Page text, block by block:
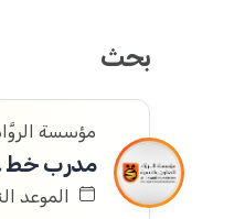
بحث
مؤسسة
مدرب خط
الموعد النهائي: